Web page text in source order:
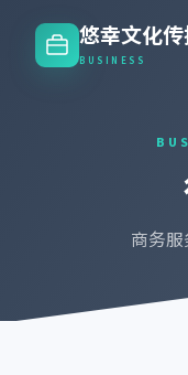
悠幸文化
BUSINESS
商务服